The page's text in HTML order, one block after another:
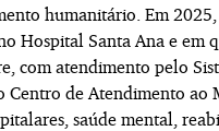
humanitário. Em 2025,
Hospital Santa Ana e em
com atendimento pelo
Centro de Atendimento ao
saúde mental,